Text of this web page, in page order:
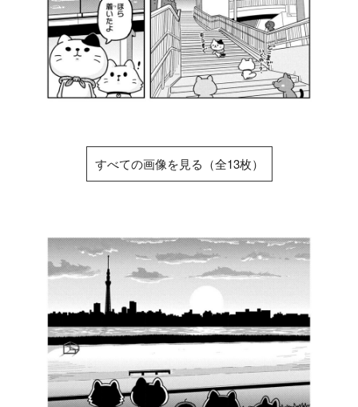
すべての画像を見る（全13枚）